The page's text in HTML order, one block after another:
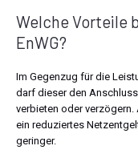
Welche Vorteile
EnWG?
Im Gegenzug für die
darf dieser den
verbieten oder verzögern.
ein reduziertes
geringer.